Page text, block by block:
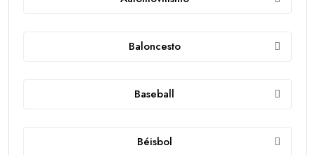
Baloncesto
Baseball
Béisbol